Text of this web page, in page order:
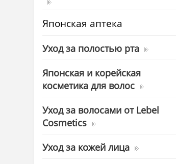
Японская аптека
Уход за полостью рта
Японская и корейская
косметика для волос
Уход за волосами от Lebel
Cosmetics
Уход за кожей лица